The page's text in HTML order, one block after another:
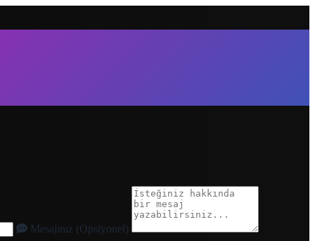
Mesajınız (Opsiyonel)